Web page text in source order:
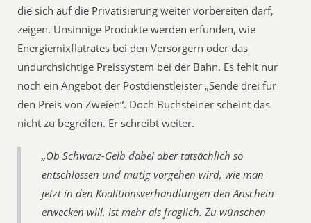
die sich auf die Privatisierung weiter vorbereiten darf,
zeigen. Unsinnige Produkte werden erfunden, wie
Energiemixflatrates bei den Versorgern oder das
undurchsichtige Preissystem bei der Bahn. Es fehlt nur
noch ein Angebot der Postdienstleister „Sende drei für
den Preis von Zweien“. Doch Buchsteiner scheint das
nicht zu begreifen. Er schreibt weiter.
„Ob Schwarz-Gelb dabei aber tatsächlich so
entschlossen und mutig vorgehen wird, wie man
jetzt in den Koalitionsverhandlungen den Anschein
erwecken will, ist mehr als fraglich. Zu wünschen